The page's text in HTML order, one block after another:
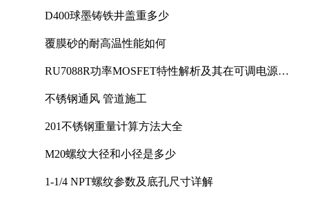
D400球墨铸铁井盖重多少
覆膜砂的耐高温性能如何
RU7088R功率MOSFET特性解析及其在可调电源设
不锈钢通风 管道施工
201不锈钢重量计算方法大全
M20螺纹大径和小径是多少
1-1/4 NPT螺纹参数及底孔尺寸详解